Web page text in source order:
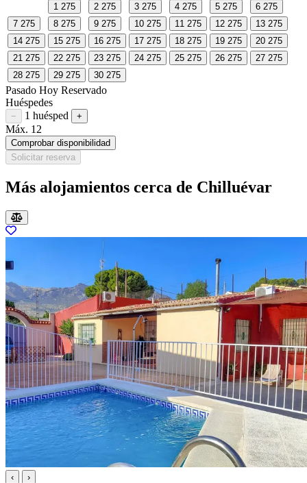
1 275 2 275 3 275 4 275 5 275 6 275
7 275 8 275 9 275 10 275 11 275 12 275 13 275
14 275 15 275 16 275 17 275 18 275 19 275 20 275
21 275 22 275 23 275 24 275 25 275 26 275 27 275
28 275 29 275 30 275
Pasado Hoy Reservado
Huéspedes
Restar huésped
− 1 huésped Sumar huésped
+
Máx. 12
Comprobar disponibilidad
Solicitar reserva
Más alojamientos cerca de Chilluévar
‹ ›